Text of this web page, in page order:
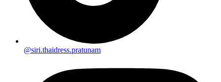
@siri.thaidress.pratunam